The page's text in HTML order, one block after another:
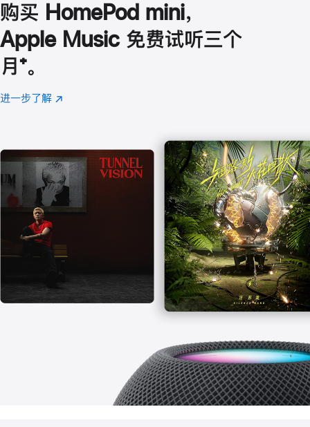
购买 HomePod mini，
Apple Music 免费试听三个
月 脚
注
⁺。
进一步了解 Apple
(在
口
中
打
开)